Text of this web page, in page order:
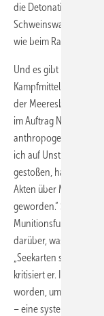
die Detonationen
Schweinswale. Um sie
wie beim Rammen der
Und es gibt noch
Kampfmittel im Meer
der Meeresbiologe
im Auftrag
anthropogenen
ich auf
gestoßen, habe
Akten über
geworden.“ Seit
Munitionsfunde. Bis
darüber, was und wo
„Seekarten sind
kritisiert er. In den
worden, um das
– eine systematische